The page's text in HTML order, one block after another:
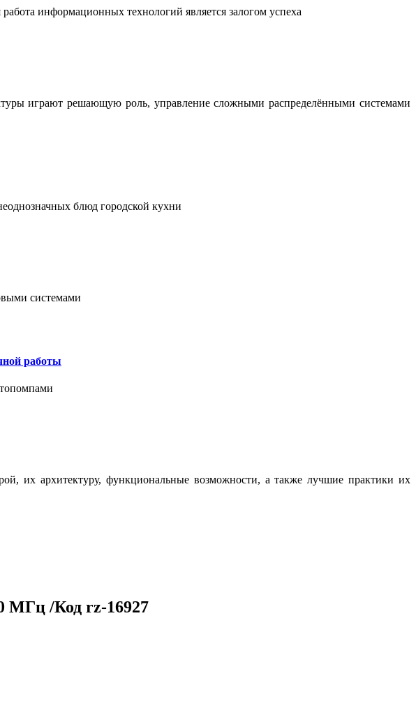
информационных технологий является залогом успеха
играют решающую роль, управление сложными распределёнными системами
блюд городской кухни
системами
работы
их архитектуру, функциональные возможности, а также лучшие практики их
МГц /Код rz-16927